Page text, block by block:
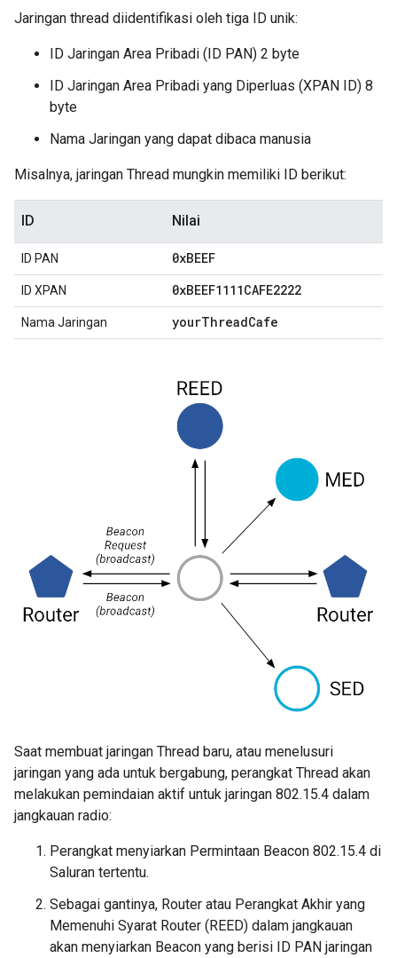
Jaringan thread diidentifikasi oleh tiga ID unik:
ID Jaringan Area Pribadi (ID PAN) 2 byte
ID Jaringan Area Pribadi yang Diperluas (XPAN ID) 8
byte
Nama Jaringan yang dapat dibaca manusia
Misalnya, jaringan Thread mungkin memiliki ID berikut:
ID Nilai
ID PAN 0xBEEF
ID XPAN 0xBEEF1111CAFE2222
Nama Jaringan yourThreadCafe
Saat membuat jaringan Thread baru, atau menelusuri
jaringan yang ada untuk bergabung, perangkat Thread akan
melakukan pemindaian aktif untuk jaringan 802.15.4 dalam
jangkauan radio:
Perangkat menyiarkan Permintaan Beacon 802.15.4 di
Saluran tertentu.
Sebagai gantinya, Router atau Perangkat Akhir yang
Memenuhi Syarat Router (REED) dalam jangkauan
akan menyiarkan Beacon yang berisi ID PAN jaringan